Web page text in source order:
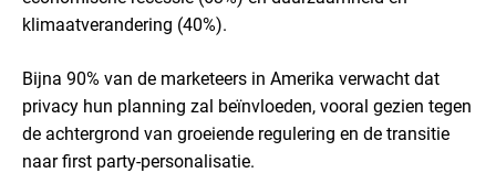
klimaatverandering (40%).
Bijna 90% van de marketeers in Amerika verwacht dat
privacy hun planning zal beïnvloeden, vooral gezien tegen
de achtergrond van groeiende regulering en de transitie
naar first party-personalisatie.